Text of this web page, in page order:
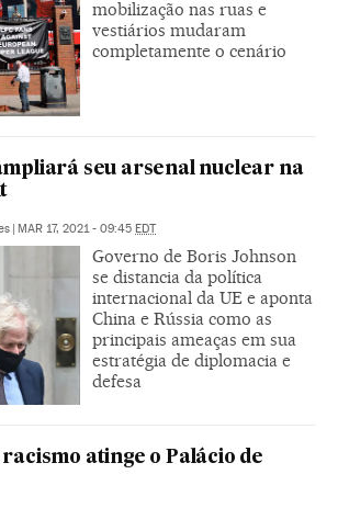
mobilização nas ruas e
vestiários mudaram
completamente o cenário
seu arsenal nuclear na
| MAR 17, 2021 - 09:45 EDT
Governo de Boris Johnson
se distancia da política
internacional da UE e aponta
China e Rússia como as
principais ameaças em sua
estratégia de diplomacia e
defesa
atinge o Palácio de